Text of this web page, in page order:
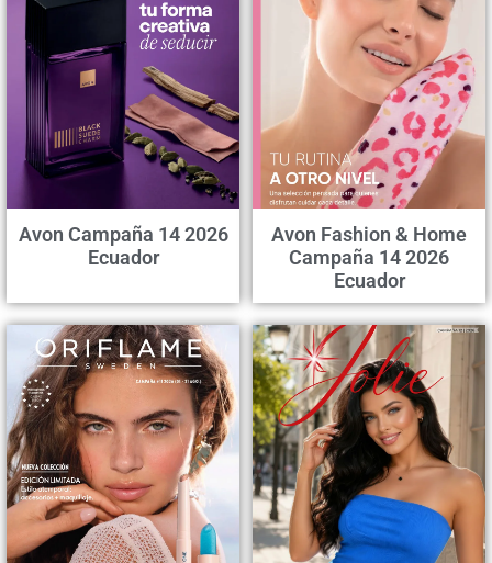
Avon Campaña 14 2026
Ecuador
Avon Fashion & Home
Campaña 14 2026
Ecuador